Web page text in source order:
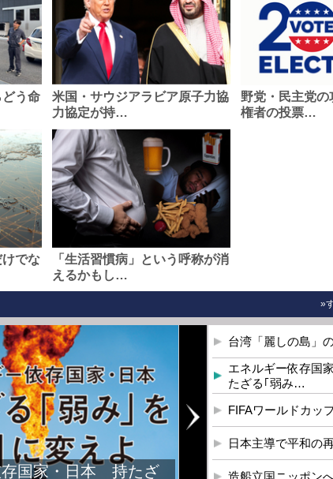
どう命
米国・サウジアラビア原子力協
力協定が持…
野党・民主党
権者の投票…
でな
「生活習慣病」という呼称が消
えるかもし…
»
存国家・日本 持たざ
台湾「麗しの島」
エネルギー依存国
たざる｢弱み…
FIFAワールドカッ
日本主導で平和の